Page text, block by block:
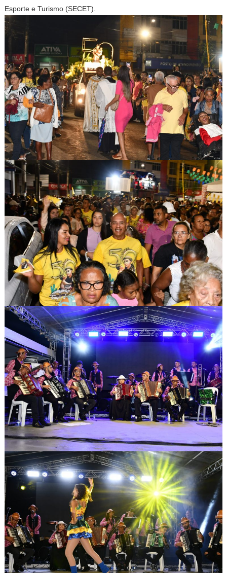
Esporte e Turismo (SECET).